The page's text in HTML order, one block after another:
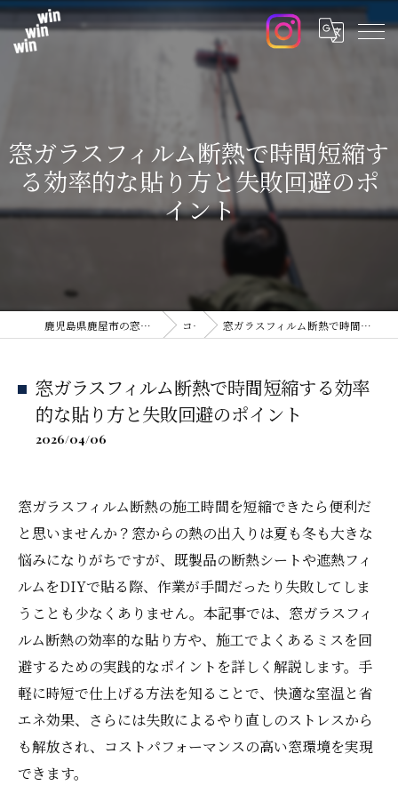
窓ガラスフィルム断熱で時間短縮す
る効率的な貼り方と失敗回避のポ
イント
鹿児島県鹿屋市の窓ガラスフィルムならwin win win コラム 窓ガラスフィルム断熱で時間短縮する効率的な貼り方と失敗回避のポイント
窓ガラスフィルム断熱で時間短縮する効率
的な貼り方と失敗回避のポイント
2026/04/06
窓ガラスフィルム断熱の施工時間を短縮できたら便利だ
と思いませんか？窓からの熱の出入りは夏も冬も大きな
悩みになりがちですが、既製品の断熱シートや遮熱フィ
ルムをDIYで貼る際、作業が手間だったり失敗してしま
うことも少なくありません。本記事では、窓ガラスフィ
ルム断熱の効率的な貼り方や、施工でよくあるミスを回
避するための実践的なポイントを詳しく解説します。手
軽に時短で仕上げる方法を知ることで、快適な室温と省
エネ効果、さらには失敗によるやり直しのストレスから
も解放され、コストパフォーマンスの高い窓環境を実現
できます。